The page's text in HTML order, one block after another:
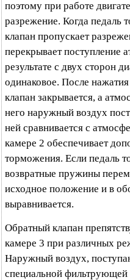
поэтому при работе
разрежение. Когда педаль
клапан пропускает
перекрывает поступление
результате с двух сторон
одинаковое. После
клапан закрывается, а
него наружный воздух
ней сравнивается с
камере 2 обеспечивает
торможения. Если педаль
возвратные пружины
исходное положение и в
выравнивается.
Обратный клапан
камере 3 при различных
Наружный воздух,
специальной фильтрующей